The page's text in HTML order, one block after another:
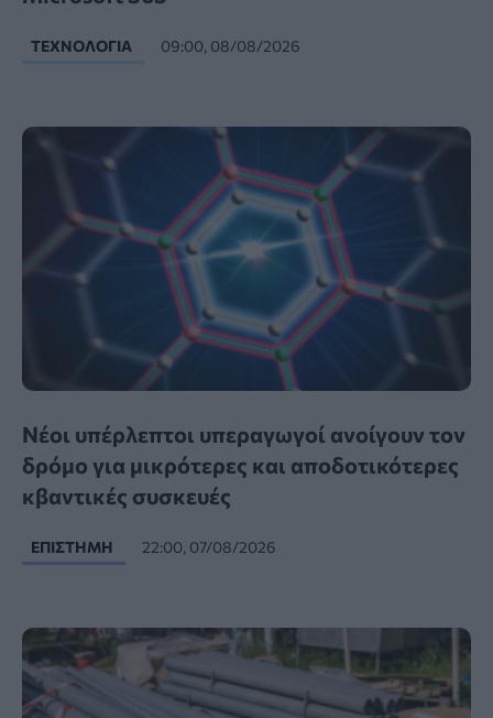
ΤΕΧΝΟΛΟΓΊΑ 09:00, 08/08/2026
Νέοι υπέρλεπτοι υπεραγωγοί ανοίγουν τον
δρόμο για μικρότερες και αποδοτικότερες
κβαντικές συσκευές
ΕΠΙΣΤΉΜΗ 22:00, 07/08/2026